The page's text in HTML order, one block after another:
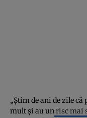
„Știm de ani de zile
mult și au unrisc mai